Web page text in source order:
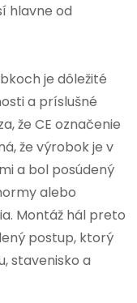
hlavne od
je dôležité
a príslušné
že CE označenie
že výrobok je v
a bol posúdený
alebo
Montáž hál preto
postup, ktorý
stavenisko a